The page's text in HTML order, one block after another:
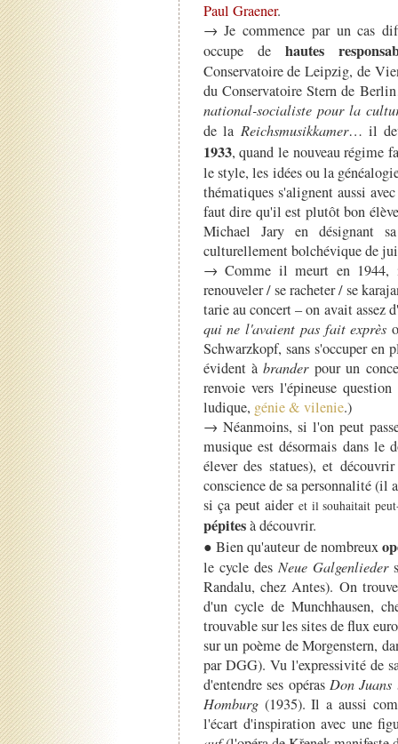
Paul Graener.
→ Je commence par un cas
occupe dehautes
Conservatoire de Leipzig, de
du Conservatoire Stern de
national-socialiste pour la
de la Reichsmusikkamer… il
1933, quand le nouveau régime
le style, les idées ou la
thématiques s'alignent aussi
faut dire qu'il est plutôt bon
Michael Jary en désignant
culturellement bolchévique de
→ Comme il meurt en 1944,
renouveler / se racheter / se
tarie au concert – on avait assez
qui ne l'avaient pas fait exprès
Schwarzkopf, sans s'occuper en
évident àbranderpour un
renvoie vers l'épineuse question
ludique, génie & vilenie.)
→ Néanmoins, si l'on peut
musique est désormais dans le
élever des statues), et
conscience de sa personnalité (il
si ça peut aideret il souhaitait
pépitesà découvrir.
● Bien qu'auteur de nombreux
le cycle des Neue Galgenlieder
Randalu, chez Antes). On
d'un cycle de Munchhausen,
trouvable sur les sites de flux
sur un poème de Morgenstern,
par DGG). Vu l'expressivité de
d'entendre ses opéras Don Juans
Homburg(1935). Il a aussi
l'écart d'inspiration avec une